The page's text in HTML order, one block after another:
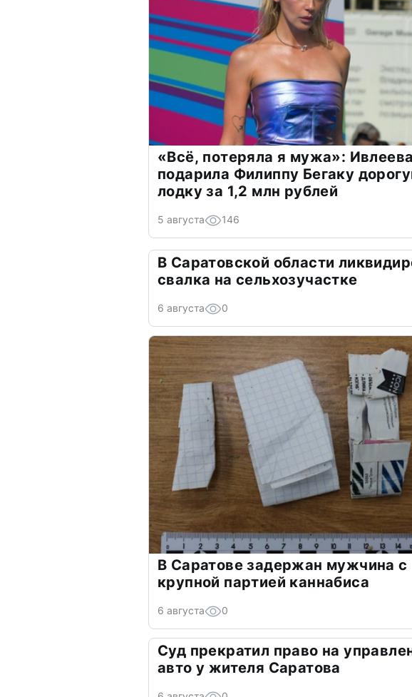
«Всё, потеряла я мужа»: Ивлеева
подарила Филиппу Бегаку
лодку за 1,2 млн рублей
5 августа 146
В Саратовской области
свалка на сельхозучастке
6 августа 0
В Саратове задержан мужчина с
крупной партией каннабиса
6 августа 0
Суд прекратил право на
авто у жителя Саратова